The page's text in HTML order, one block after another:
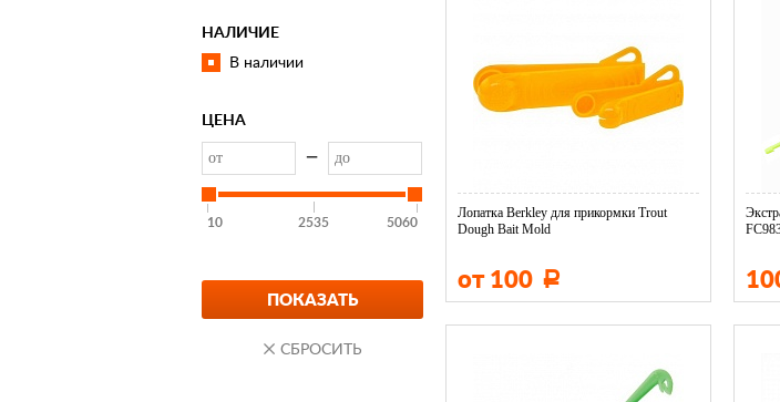
Fox Rage
Helios
Lucky John
Orange
Rapala
Stinger
НАЛИЧИЕ
В наличии
ЦЕНА
—
10 2535 5060
Лопатка Berkley для прикормки Trout
Dough Bait Mold
от 100 Р